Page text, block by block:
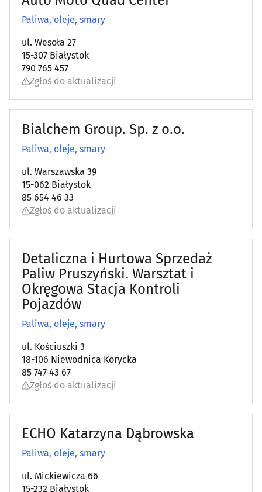
Paliwa, oleje, smary
ul. Wesoła 27
15-307 Białystok
790 765 457
Zgłoś do aktualizacji
Bialchem Group. Sp. z o.o.
Paliwa, oleje, smary
ul. Warszawska 39
15-062 Białystok
85 654 46 33
Zgłoś do aktualizacji
Detaliczna i Hurtowa Sprzedaż
Paliw Pruszyński. Warsztat i
Okręgowa Stacja Kontroli
Pojazdów
Paliwa, oleje, smary
ul. Kościuszki 3
18-106 Niewodnica Korycka
85 747 43 67
Zgłoś do aktualizacji
ECHO Katarzyna Dąbrowska
Paliwa, oleje, smary
ul. Mickiewicza 66
15-232 Białystok